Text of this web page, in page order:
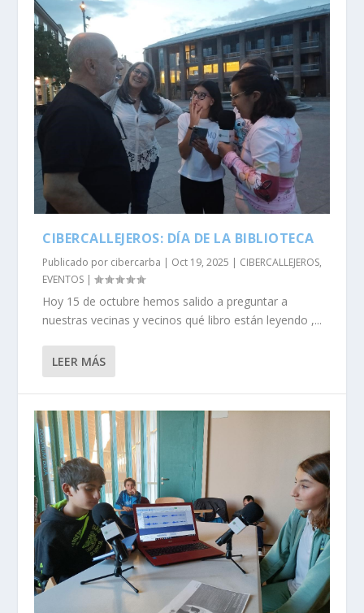
CIBERCALLEJEROS: DÍA DE LA BIBLIOTECA
Publicado por cibercarba | Oct 19, 2025 | CIBERCALLEJEROS,
EVENTOS |
Hoy 15 de octubre hemos salido a preguntar a
nuestras vecinas y vecinos qué libro están leyendo ,...
LEER MÁS